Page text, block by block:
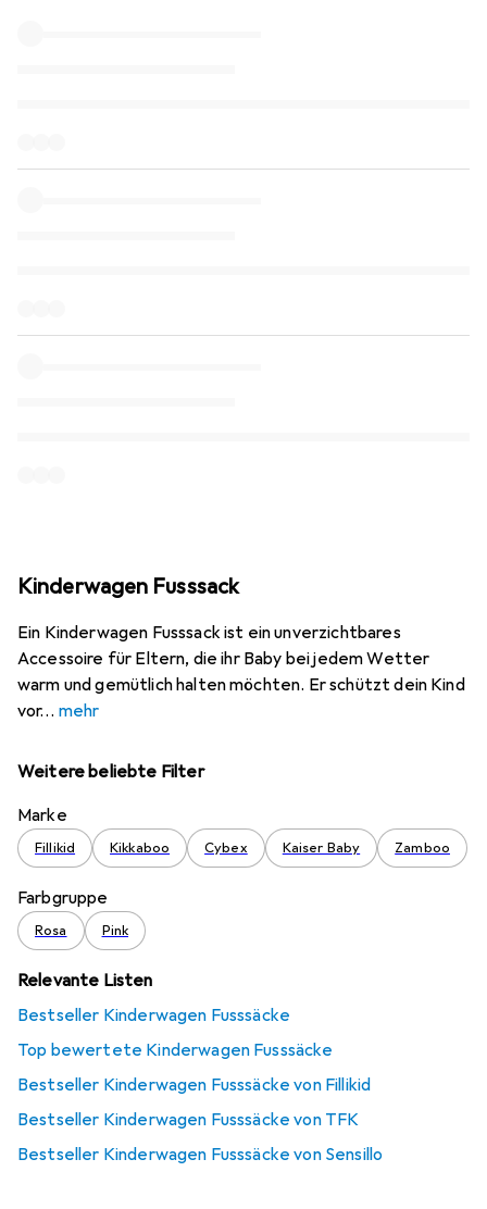
Kinderwagen Fusssack
Ein Kinderwagen Fusssack ist ein unverzichtbares
Accessoire für Eltern, die ihr Baby bei jedem Wetter
warm und gemütlich halten möchten. Er schützt dein Kind
vor
mehr
Weitere beliebte Filter
Marke
Fillikid Kikkaboo Cybex Kaiser Baby Zamboo
Farbgruppe
Rosa Pink
Relevante Listen
Bestseller Kinderwagen Fusssäcke
Top bewertete Kinderwagen Fusssäcke
Bestseller Kinderwagen Fusssäcke von Fillikid
Bestseller Kinderwagen Fusssäcke von TFK
Bestseller Kinderwagen Fusssäcke von Sensillo